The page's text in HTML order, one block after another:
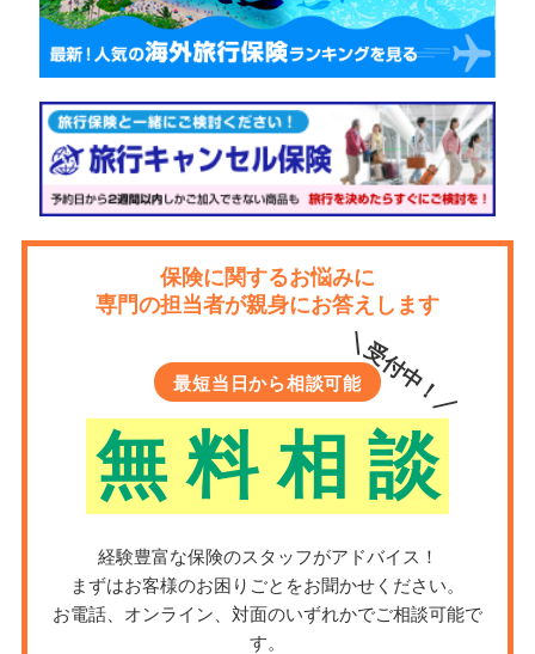
保険に関するお悩みに
専門の担当者が親身にお答えします
最短当日から相談可能
無 料 相 談
＼受付中！／
経験豊富な保険のスタッフがアドバイス！
まずはお客様のお困りごとをお聞かせください。
お電話、オンライン、対面のいずれかでご相談可能で
す。